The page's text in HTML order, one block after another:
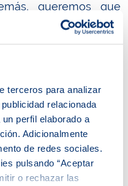
terceros para analizar
relacionada
perfil elaborado a
Adicionalmente
de redes sociales.
pulsando “Aceptar
o rechazar las
queremos que